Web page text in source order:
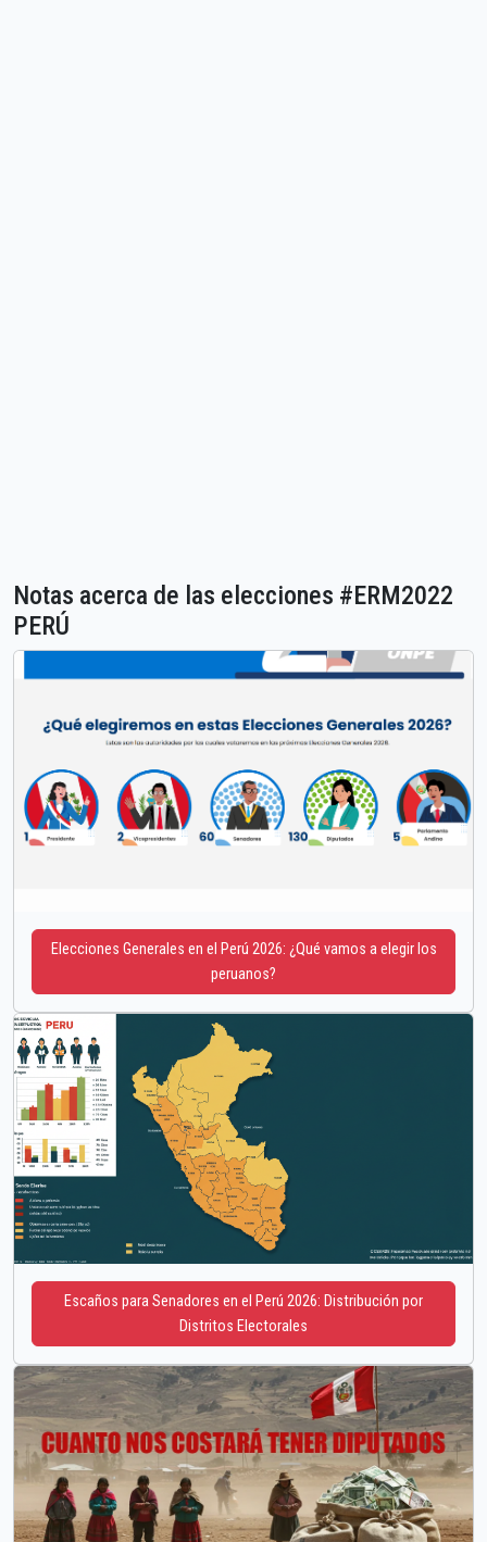
Notas acerca de las elecciones #ERM2022
PERÚ
Elecciones Generales en el Perú 2026: ¿Qué vamos a elegir los
peruanos?
Escaños para Senadores en el Perú 2026: Distribución por
Distritos Electorales